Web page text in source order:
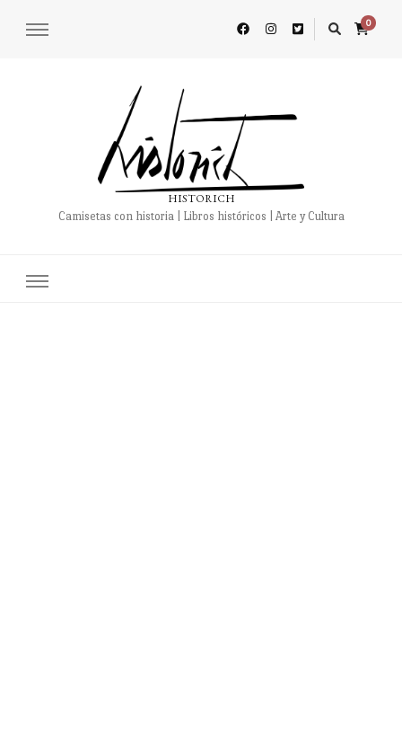
0
HISTORICH
Camisetas con historia | Libros históricos | Arte y Cultura